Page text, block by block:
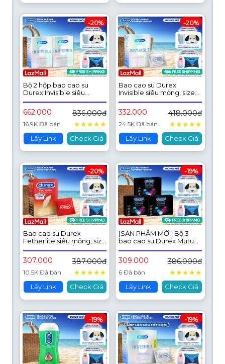
Bộ 2 hộp bao cao su
Durex Invisible siêu
mỏng, size 52mm, 10
bao/hộp
662.000 836.000đ
16.9K Đã bán ★★★★★
Lấy Link Check Giá
-20%
Bao cao su Durex
Invisible siêu mỏng, size
52mm, hộp 10 bao
332.000 418.000đ
24.5K Đã bán ★★★★★
Lấy Link Check Giá
-20%
Bao cao su Durex
Fetherlite siêu mỏng, size
52.5mm, 12 bao/hộp
307.000 387.000đ
10.5K Đã bán ★★★★★
Lấy Link Check Giá
-20%
[SẢN PHẨM MỚI] Bộ 3
bao cao su Durex Mutual
Climax kéo dài thời gian
và gân gai, size 52.5 mm,
hộp 3 bao
309.000 386.000đ
6 Đã bán ★★★★★
Lấy Link Check Giá
-19%
-19% -19%